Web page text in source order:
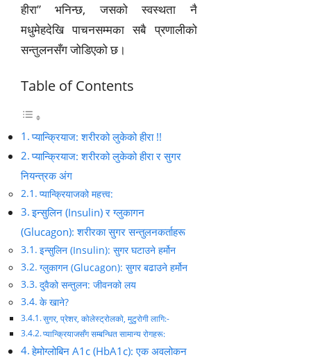
हीरा” भनिन्छ, जसको स्वस्थता नै
मधुमेहदेखि पाचनसम्मका सबै प्रणालीको
सन्तुलनसँग जोडिएको छ।
Table of Contents
प्यान्क्रियाज: शरीरको लुकेको हीरा !!
प्यान्क्रियाज: शरीरको लुकेको हीरा र सुगर
नियन्त्रक अंग
प्यान्क्रियाजको महत्त्व:
इन्सुलिन (Insulin) र ग्लुकागन
(Glucagon): शरीरका सुगर सन्तुलनकर्ताहरू
इन्सुलिन (Insulin): सुगर घटाउने हर्मोन
ग्लुकागन (Glucagon): सुगर बढाउने हर्मोन
दुवैको सन्तुलन: जीवनको लय
के खाने?
सुगर, प्रेशर, कोलेस्ट्रोलको, मुटुरोगी लागि:-
प्यान्क्रियाजसँग सम्बन्धित सामान्य रोगहरू:
हेमोग्लोबिन A1c (HbA1c): एक अवलोकन